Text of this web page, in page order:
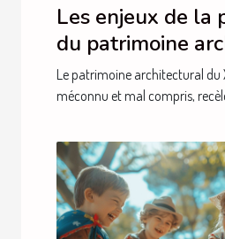
Les enjeux de la
du patrimoine
du XXe siècle
Le patrimoine architectural du
méconnu et mal compris,